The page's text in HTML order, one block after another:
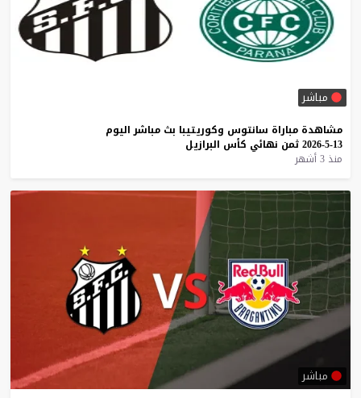
مباشر
مشاهدة مباراة سانتوس وكوريتيبا بث مباشر اليوم
13-5-2026
ثمن نهائي كأس البرازيل
منذ 3 أشهر
مباشر